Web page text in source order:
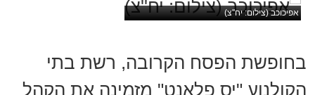
אפיכוכב (צילום: יח''צ)
בחופשת הפסח הקרובה, רשת בתי
הקולנוע "יס פלאנט" מזמינה את הקהל